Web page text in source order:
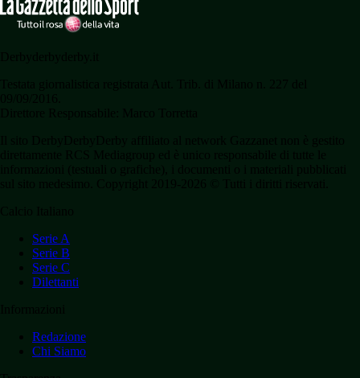
Serie A
Serie B
Serie C
Dilettanti
Redazione
Chi Siamo